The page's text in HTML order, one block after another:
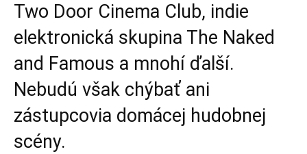
Two Door Cinema Club, indie
elektronická skupina The Naked
and Famous a mnohí ďalší.
Nebudú však chýbať ani
zástupcovia domácej hudobnej
scény.